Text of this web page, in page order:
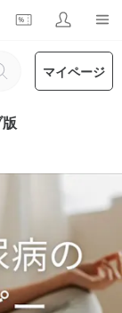
マイページ